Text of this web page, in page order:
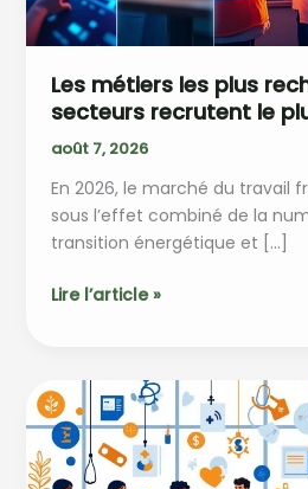
Les métiers les plus
secteurs recrutent le
août 7, 2026
En 2026, le marché du travail
sous l’effet combiné de la
transition énergétique et […]
Les
plus
rechercher
:
quels
Lire l’article »